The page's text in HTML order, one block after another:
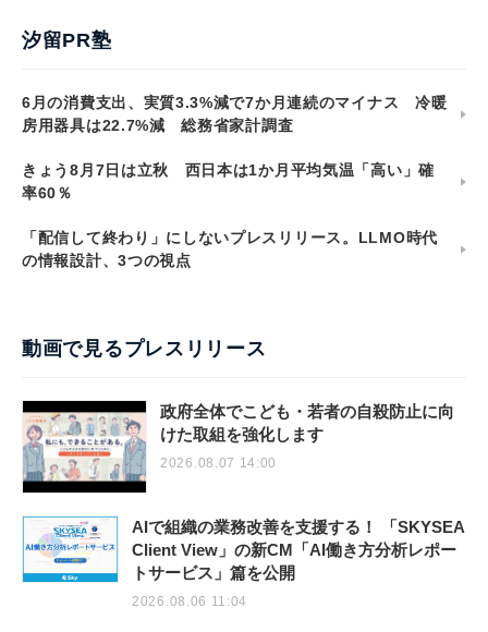
汐留PR塾
6月の消費支出、実質3.3%減で7か月連続のマイナス 冷暖
房用器具は22.7%減 総務省家計調査
きょう8月7日は立秋 西日本は1か月平均気温「高い」確
率60％
「配信して終わり」にしないプレスリリース。LLMO時代
の情報設計、3つの視点
動画で見るプレスリリース
政府全体でこども・若者の自殺防止に向
けた取組を強化します
2026.08.07 14:00
AIで組織の業務改善を支援する！ 「SKYSEA
Client View」の新CM「AI働き方分析レポー
トサービス」篇を公開
2026.08.06 11:04